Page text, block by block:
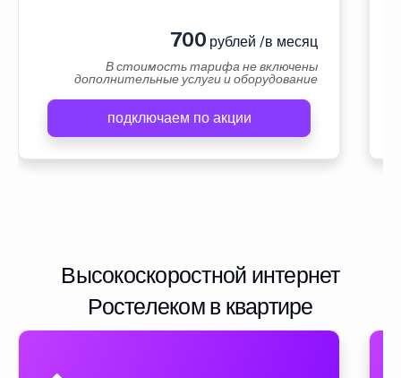
700 рублей /в месяц
В стоимость тарифа не включены
дополнительные услуги и оборудование
подключаем по акции
Высокоскоростной интернет
Ростелеком в квартире